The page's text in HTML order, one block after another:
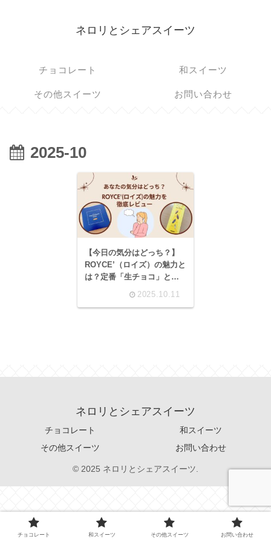
ネロリとシェアスイーツ
チョコレート 和スイーツ
その他スイーツ お問い合わせ
2025-10
【今日の気分はどっち？】
ROYCE’（ロイズ）の魅力と
は？定番「生チョコ」と通
2025.10.11
ネロリとシェアスイーツ
チョコレート
和スイーツ
その他スイーツ
お問い合わせ
© 2025 ネロリとシェアスイーツ.
チョコレート 和スイーツ その他スイーツ お問い合わせ